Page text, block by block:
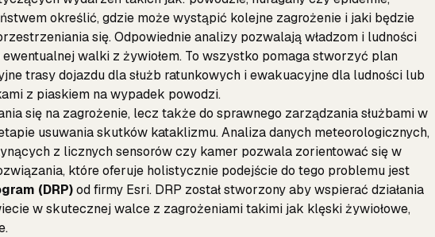
określić, gdzie może wystąpić kolejne zagrożenie i jaki będzie
się. Odpowiednie analizy pozwalają władzom i ludności
walki z żywiołem. To wszystko pomaga stworzyć plan
trasy dojazdu dla służb ratunkowych i ewakuacyjne dla ludności lub
z piaskiem na wypadek powodzi.
się na zagrożenie, lecz także do sprawnego zarządzania służbami w
usuwania skutków kataklizmu. Analiza danych meteorologicznych,
z licznych sensorów czy kamer pozwala zorientować się w
które oferuje holistycznie podejście do tego problemu jest
(DRP)od firmy Esri. DRP został stworzony aby wspierać działania
w skutecznej walce z zagrożeniami takimi jak klęski żywiołowe,